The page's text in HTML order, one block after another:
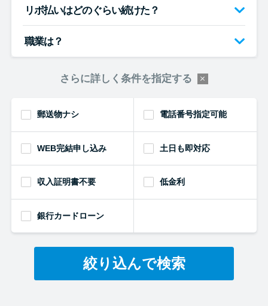
リボ払いはどのぐらい続けた？
職業は？
さらに詳しく条件を指定する
郵送物ナシ 電話番号指定可能
WEB完結申し込み 土日も即対応
収入証明書不要 低金利
銀行カードローン
絞り込んで検索